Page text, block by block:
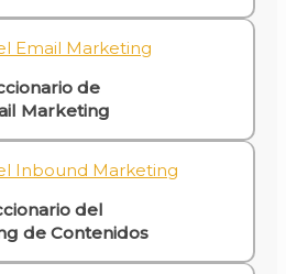
de
Marketing
del
de Contenidos